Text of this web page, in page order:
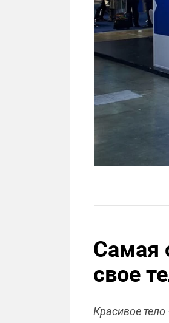
Самая
свое
Красивое